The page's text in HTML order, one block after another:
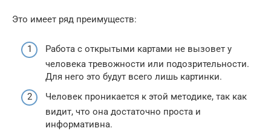
Это имеет ряд преимуществ:
Работа с открытыми картами не вызовет у
человека тревожности или подозрительности.
Для него это будут всего лишь картинки.
Человек проникается к этой методике, так как
видит, что она достаточно проста и
информативна.